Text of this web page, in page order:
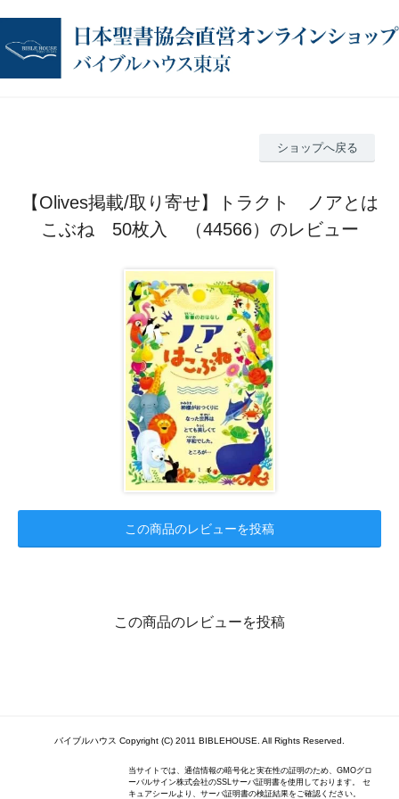
ショップへ戻る
【Olives掲載/取り寄せ】トラクト ノアとは
こぶね 50枚入 （44566）のレビュー
この商品のレビューを投稿
この商品のレビューを投稿
バイブルハウス Copyright (C) 2011 BIBLEHOUSE. All Rights Reserved.
当サイトでは、通信情報の暗号化と実在性の証明のため、GMOグロ
ーバルサイン株式会社のSSLサーバ証明書を使用しております。 セ
キュアシールより、サーバ証明書の検証結果をご確認ください。